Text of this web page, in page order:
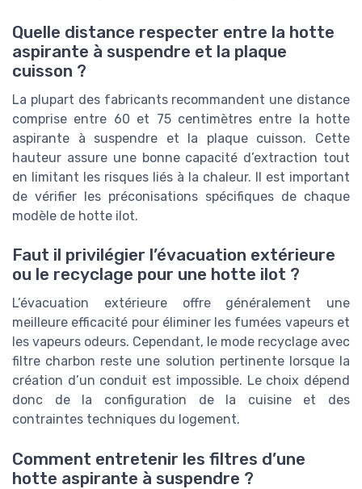
Quelle distance respecter entre la hotte
aspirante à suspendre et la plaque
cuisson ?
La plupart des fabricants recommandent une distance
comprise entre 60 et 75 centimètres entre la hotte
aspirante à suspendre et la plaque cuisson. Cette
hauteur assure une bonne capacité d’extraction tout
en limitant les risques liés à la chaleur. Il est important
de vérifier les préconisations spécifiques de chaque
modèle de hotte ilot.
Faut il privilégier l’évacuation extérieure
ou le recyclage pour une hotte ilot ?
L’évacuation extérieure offre généralement une
meilleure efficacité pour éliminer les fumées vapeurs et
les vapeurs odeurs. Cependant, le mode recyclage avec
filtre charbon reste une solution pertinente lorsque la
création d’un conduit est impossible. Le choix dépend
donc de la configuration de la cuisine et des
contraintes techniques du logement.
Comment entretenir les filtres d’une
hotte aspirante à suspendre ?